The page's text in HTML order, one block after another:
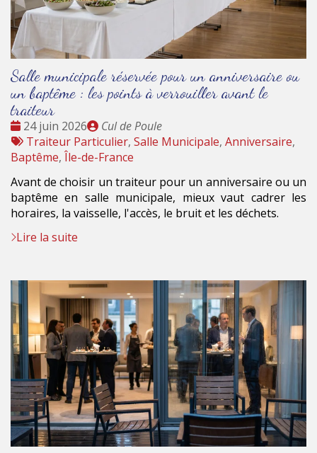
Salle municipale réservée pour un anniversaire ou
un baptême : les points à verrouiller avant le
traiteur
Date
:
24 juin 2026
Publié
par
Cul de Poule
Tags
:
Traiteur Particulier, Salle Municipale, Anniversaire,
Baptême, Île-de-France
Avant de choisir un traiteur pour un anniversaire ou un
baptême en salle municipale, mieux vaut cadrer les
horaires, la vaisselle, l'accès, le bruit et les déchets.
Lire la suite